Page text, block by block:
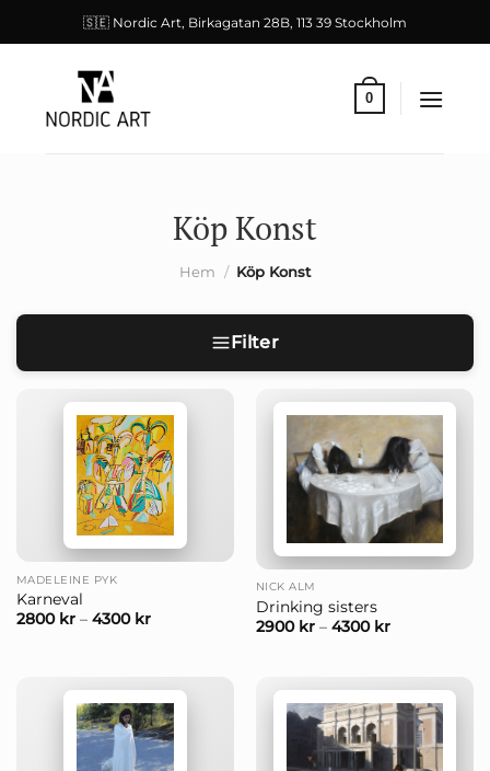
to
🇸🇪 Nordic Art, Birkagatan 28B, 113 39 Stockholm
0
Köp Konst
Hem / Köp Konst
Filter
MADELEINE PYK
Karneval
2800 kr– 4300 kr
NICK ALM
Drinking sisters
2900 kr– 4300 kr